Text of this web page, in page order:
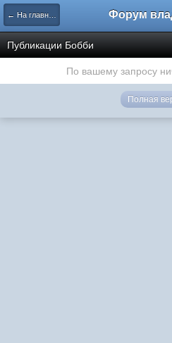
← На главную
Публикации Бобби
По вашему запросу
Полная